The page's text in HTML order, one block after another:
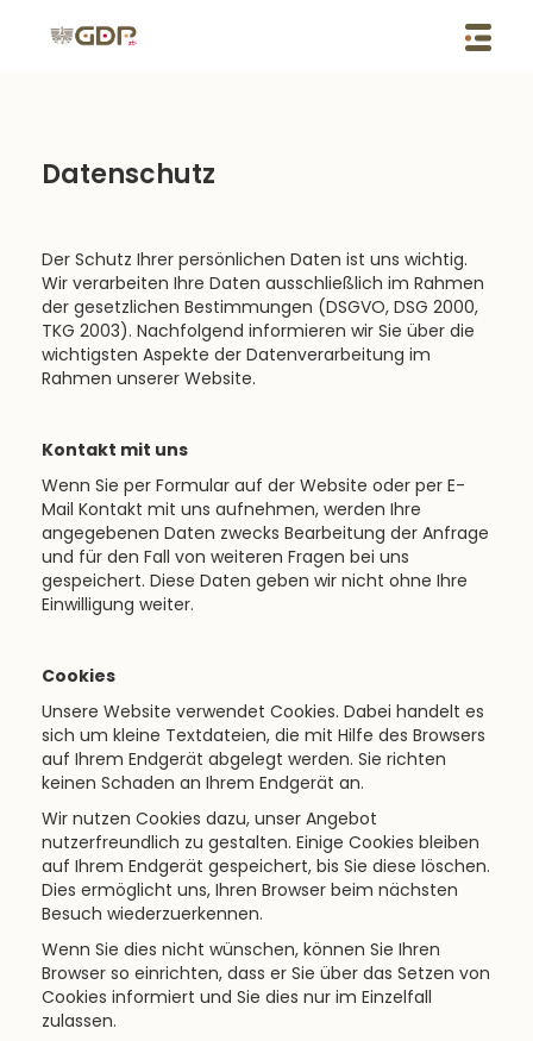
Datenschutz
Der Schutz Ihrer persönlichen Daten ist uns wichtig.
Wir verarbeiten Ihre Daten ausschließlich im Rahmen
der gesetzlichen Bestimmungen (DSGVO, DSG 2000,
TKG 2003). Nachfolgend informieren wir Sie über die
wichtigsten Aspekte der Datenverarbeitung im
Rahmen unserer Website.
Kontakt mit uns
Wenn Sie per Formular auf der Website oder per E-
Mail Kontakt mit uns aufnehmen, werden Ihre
angegebenen Daten zwecks Bearbeitung der Anfrage
und für den Fall von weiteren Fragen bei uns
gespeichert. Diese Daten geben wir nicht ohne Ihre
Einwilligung weiter.
Cookies
Unsere Website verwendet Cookies. Dabei handelt es
sich um kleine Textdateien, die mit Hilfe des Browsers
auf Ihrem Endgerät abgelegt werden. Sie richten
keinen Schaden an Ihrem Endgerät an.
Wir nutzen Cookies dazu, unser Angebot
nutzerfreundlich zu gestalten. Einige Cookies bleiben
auf Ihrem Endgerät gespeichert, bis Sie diese löschen.
Dies ermöglicht uns, Ihren Browser beim nächsten
Besuch wiederzuerkennen.
Wenn Sie dies nicht wünschen, können Sie Ihren
Browser so einrichten, dass er Sie über das Setzen von
Cookies informiert und Sie dies nur im Einzelfall
zulassen.